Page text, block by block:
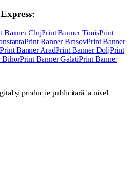
BannerClujPrint BannerTimisPrint
Print BannerBrasovPrint Banner
Print BannerAradPrint BannerDoljPrint
BihorPrint BannerGalatiPrint Banner
și producție publicitară la nivel